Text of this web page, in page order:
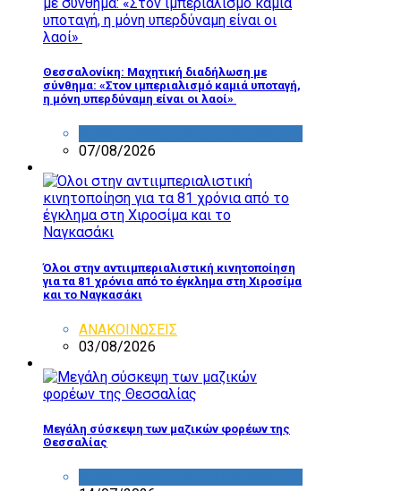
Θεσσαλονίκη: Μαχητική διαδήλωση με
σύνθημα: «Στον ιμπεριαλισμό καμιά υποταγή,
η μόνη υπερδύναμη είναι οι λαοί»
07/08/2026
Όλοι στην αντιιμπεριαλιστική κινητοποίηση
για τα 81 χρόνια από το έγκλημα στη Χιροσίμα
και το Ναγκασάκι
ΑΝΑΚΟΙΝΩΣΕΙΣ
03/08/2026
Μεγάλη σύσκεψη των μαζικών φορέων της
Θεσσαλίας